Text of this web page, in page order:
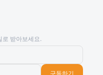
로 받아보세요.
구독하기